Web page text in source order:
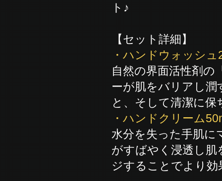
ト♪
【セット詳細】
・ハンドウォッシュ
自然の界面活性剤
ーが肌をバリアし
と、そして清潔に保
・ハンドクリーム
水分を失った手肌
がすばやく浸透し肌
ジすることでより